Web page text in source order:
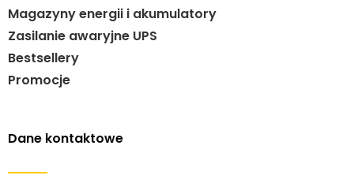
Magazyny energii i akumulatory
Zasilanie awaryjne UPS
Bestsellery
Promocje
Dane kontaktowe